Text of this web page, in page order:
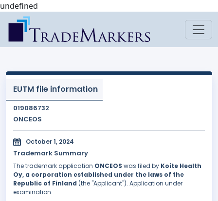
undefined
EUTM file information
019086732
ONCEOS
October 1, 2024
Trademark Summary
The trademark application ONCEOS was filed by Koite Health
Oy, a corporation established under the laws of the
Republic of Finland (the "Applicant"). Application under
examination.